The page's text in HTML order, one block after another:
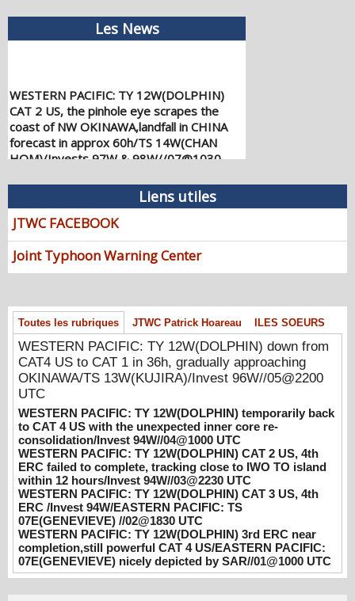
Les News
WESTERN PACIFIC: TY 12W(DOLPHIN)
CAT 2 US, the pinhole eye scrapes the
coast of NW OKINAWA,landfall in CHINA
forecast in approx 60h/TS 14W(CHAN
HOM)/Invests 97W & 98W//07@1030
08/07/2026 -PATRICK HOAREAU
WESTERN PACIFIC: TY 12W(DOLPHIN)
down from CAT4 US to CAT 1 in 36h,
gradually approaching OKINAWA/TS
13W(KUJIRA)/Invest 96W//05@2200 UTC
08/06/2026 -PATRICK HOAREAU
WESTERN PACIFIC: TY 12W(DOLPHIN)
temporarily back to CAT 4 US with the
unexpected inner core re-
consolidation/Invest 94W//04@1000 UTC
08/04/2026 -PATRICK HOAREAU
WESTERN PACIFIC: TY 12W(DOLPHIN)
CAT 2 US, 4th ERC failed to complete,
tracking close to IWO TO island within 12
hours/Invest 94W//03@2230 UTC
08/04/2026 -PATRICK HOAREAU
WESTERN PACIFIC: TY 12W(DOLPHIN)
CAT 3 US, 4th ERC /Invest 94W/EASTERN
PACIFIC: TS 07E(GENEVIEVE) //02@1830
UTC
08/02/2026 -PATRICK HOAREAU
WESTERN PACIFIC: TY 12W(DOLPHIN)
Liens utiles
JTWC FACEBOOK
Joint Typhoon Warning Center
Toutes les rubriques JTWC Patrick Hoareau ILES SOEURS
WESTERN PACIFIC: TY 12W(DOLPHIN) down from
CAT4 US to CAT 1 in 36h, gradually approaching
OKINAWA/TS 13W(KUJIRA)/Invest 96W//05@2200
UTC
WESTERN PACIFIC: TY 12W(DOLPHIN) temporarily back
to CAT 4 US with the unexpected inner core re-
consolidation/Invest 94W//04@1000 UTC
WESTERN PACIFIC: TY 12W(DOLPHIN) CAT 2 US, 4th
ERC failed to complete, tracking close to IWO TO island
within 12 hours/Invest 94W//03@2230 UTC
WESTERN PACIFIC: TY 12W(DOLPHIN) CAT 3 US, 4th
ERC /Invest 94W/EASTERN PACIFIC: TS
07E(GENEVIEVE) //02@1830 UTC
WESTERN PACIFIC: TY 12W(DOLPHIN) 3rd ERC near
completion,still powerful CAT 4 US/EASTERN PACIFIC:
07E(GENEVIEVE) nicely depicted by SAR//01@1000 UTC